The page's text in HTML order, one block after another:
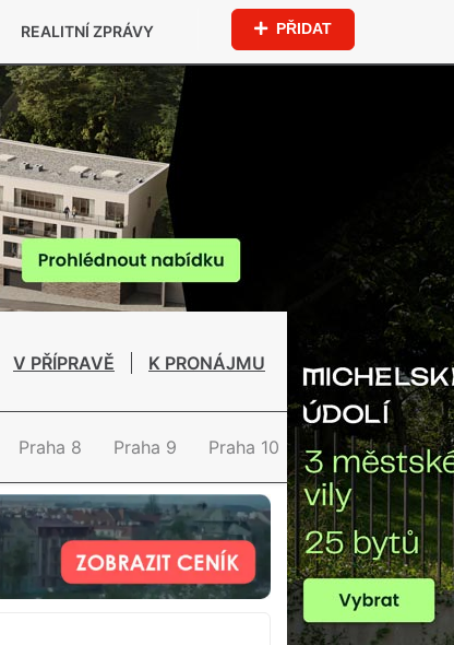
REALITNÍ ZPRÁVY PŘIDAT
V PŘÍPRAVĚ K PRONÁJMU
Praha 8 Praha 9 Praha 10